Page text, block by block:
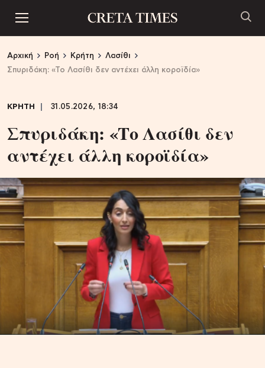
Αρχική Ροή Κρήτη
Λασίθι
Σπυριδάκη: «Το Λασίθι δεν αντέχει άλλη κοροϊδία»
ΚΡΗΤΗ 31.05.2026, 18:34
Σπυριδάκη: «Το Λασίθι δεν
αντέχει άλλη κοροϊδία»